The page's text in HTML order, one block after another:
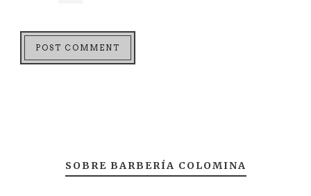
SOBRE BARBERÍA COLOMINA